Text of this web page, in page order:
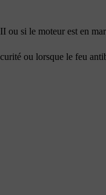
II ou si le moteur est en
ou lorsque le feu